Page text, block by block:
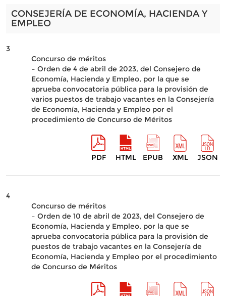
CONSEJERÍA DE ECONOMÍA, HACIENDA Y
EMPLEO
3
Concurso de méritos
– Orden de 4 de abril de 2023, del Consejero de
Economía, Hacienda y Empleo, por la que se
aprueba convocatoria pública para la provisión de
varios puestos de trabajo vacantes en la Consejería
de Economía, Hacienda y Empleo por el
procedimiento de Concurso de Méritos
PDF HTML EPUB XML JSON
4
Concurso de méritos
– Orden de 10 de abril de 2023, del Consejero de
Economía, Hacienda y Empleo, por la que se
aprueba convocatoria pública para la provisión de
puestos de trabajo vacantes en la Consejería de
Economía, Hacienda y Empleo por el procedimiento
de Concurso de Méritos